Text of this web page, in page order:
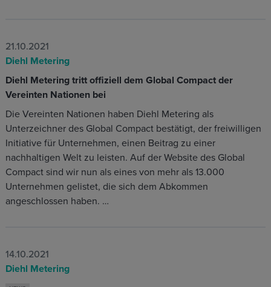
21.10.2021
Diehl Metering
Diehl Metering tritt offiziell dem Global Compact der
Vereinten Nationen bei
Die Vereinten Nationen haben Diehl Metering als
Unterzeichner des Global Compact bestätigt, der freiwilligen
Initiative für Unternehmen, einen Beitrag zu einer
nachhaltigen Welt zu leisten. Auf der Website des Global
Compact sind wir nun als eines von mehr als 13.000
Unternehmen gelistet, die sich dem Abkommen
angeschlossen haben. …
14.10.2021
Diehl Metering